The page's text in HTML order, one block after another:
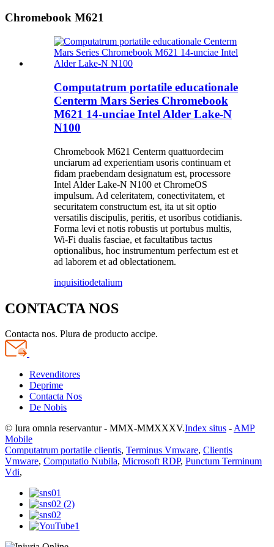
Chromebook M621
Computatrum portatile educationale
Centerm Mars Series Chromebook
M621 14-unciae Intel Alder Lake-N
N100
Chromebook M621 Centerm quattuordecim
unciarum ad experientiam usoris continuam et
fidam praebendam designatum est, processore
Intel Alder Lake-N N100 et ChromeOS
impulsum. Ad celeritatem, conectivitatem, et
securitatem constructum est, ita ut sit optio
versatilis discipulis, peritis, et usoribus cotidianis.
Forma levi et notis robustis ut portubus multis,
Wi-Fi dualis fasciae, et facultatibus tactus
optionalibus, hoc instrumentum perfectum est et
ad laborem et ad oblectationem.
inquisitiodetalium
CONTACTA NOS
Contacta nos. Plura de producto accipe.
Revenditores
Deprime
Contacta Nos
De Nobis
© Iura omnia reservantur - MMX-MMXXXV.Index situs -AMP
Mobile
Computatrum portatile clientis, Terminus Vmware, Clientis
Vmware, Computatio Nubila, Microsoft RDP, Punctum Terminum
Vdi,